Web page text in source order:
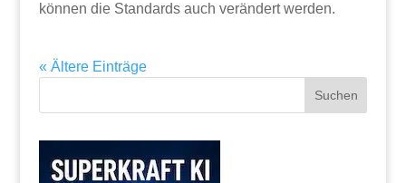
können die Standards auch verändert werden.
« Ältere Einträge